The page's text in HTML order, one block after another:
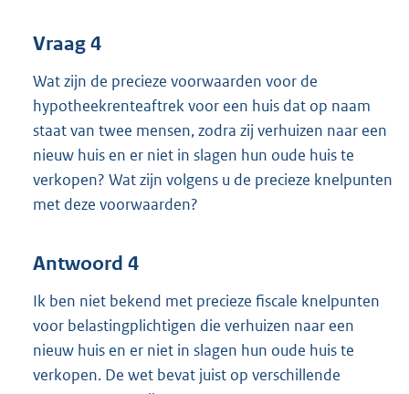
Vraag 4
Wat zijn de precieze voorwaarden voor de
hypotheekrenteaftrek voor een huis dat op naam
staat van twee mensen, zodra zij verhuizen naar een
nieuw huis en er niet in slagen hun oude huis te
verkopen? Wat zijn volgens u de precieze knelpunten
met deze voorwaarden?
Antwoord 4
Ik ben niet bekend met precieze fiscale knelpunten
voor belastingplichtigen die verhuizen naar een
nieuw huis en er niet in slagen hun oude huis te
verkopen. De wet bevat juist op verschillende